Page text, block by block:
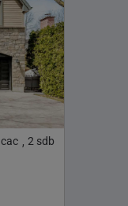
cac , 2 sdb